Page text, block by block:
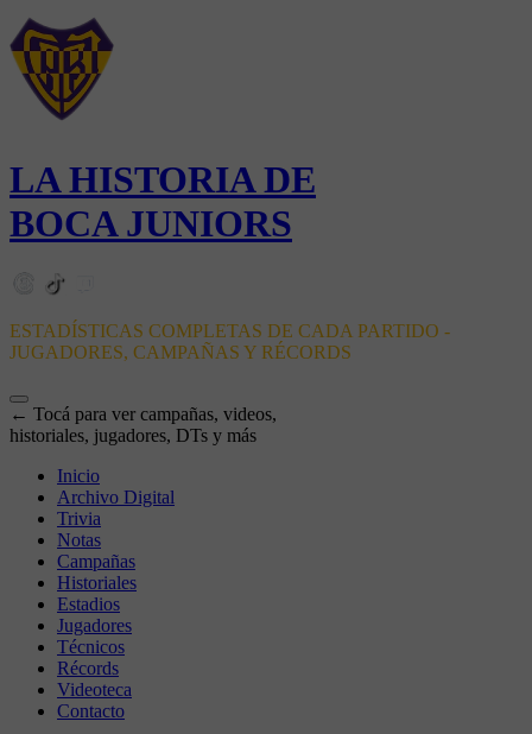
LA HISTORIA DE
BOCA JUNIORS
ESTADÍSTICAS COMPLETAS DE CADA PARTIDO -
JUGADORES, CAMPAÑAS Y RÉCORDS
← Tocá para ver campañas, videos,
historiales, jugadores, DTs y más
Inicio
Archivo Digital
Trivia
Notas
Campañas
Historiales
Estadios
Jugadores
Técnicos
Récords
Videoteca
Contacto